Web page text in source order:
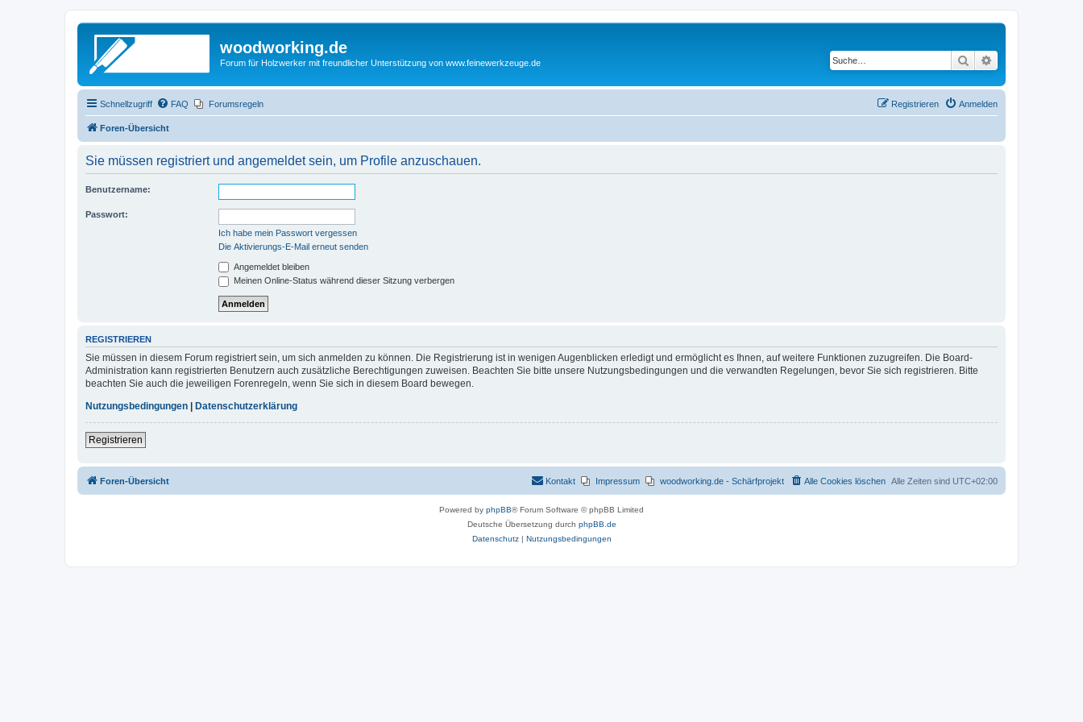
woodworking.de
Forum für Holzwerker mit freundlicher Unterstützung von www.feinewerkzeuge.de Suche
Schnellzugriff FAQ Forumsregeln Anmelden
Registrieren
Foren-Übersicht
Sie müssen registriert und angemeldet sein, um Profile anzuschauen.
Benutzername:
Passwort:
Ich habe mein Passwort vergessen
Die Aktivierungs-E-Mail erneut senden
Angemeldet bleiben
Meinen Online-Status während dieser Sitzung verbergen
REGISTRIEREN
Sie müssen in diesem Forum registriert sein, um sich anmelden zu können. Die Registrierung ist in wenigen Augenblicken erledigt und ermöglicht es Ihnen, auf weitere Funktionen zuzugreifen. Die Board-
Administration kann registrierten Benutzern auch zusätzliche Berechtigungen zuweisen. Beachten Sie bitte unsere Nutzungsbedingungen und die verwandten Regelungen, bevor Sie sich registrieren. Bitte
beachten Sie auch die jeweiligen Forenregeln, wenn Sie sich in diesem Board bewegen.
Nutzungsbedingungen
Datenschutzerklärung
Registrieren
Foren-Übersicht Alle Zeiten sind UTC+02:00
Alle Cookies löschen
woodworking.de - Schärfprojekt
Impressum
Kontakt
Powered by phpBB® Forum Software © phpBB Limited
Deutsche Übersetzung durch phpBB.de
Datenschutz| Nutzungsbedingungen